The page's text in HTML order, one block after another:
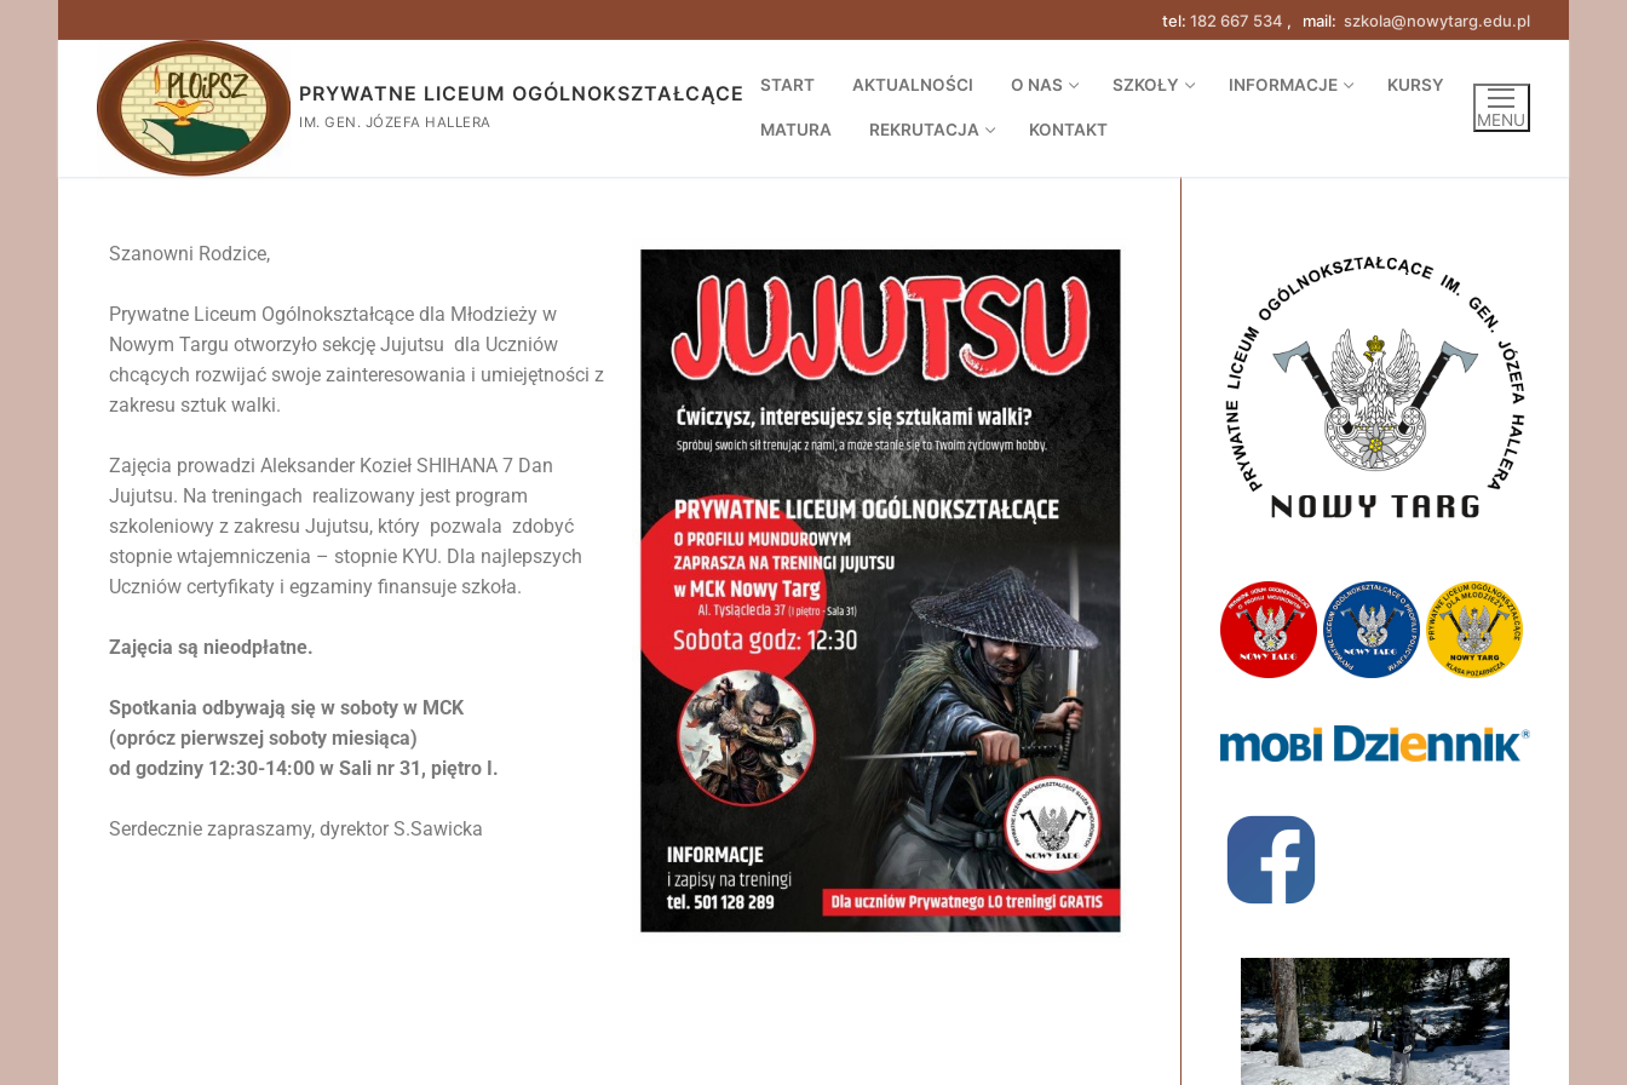
tel: 182 667 534 , mail: szkola@nowytarg.edu.pl
PRYWATNE LICEUM OGÓLNOKSZTAŁCĄCE
IM. GEN. JÓZEFA HALLERA
START AKTUALNOŚCI O NAS SZKOŁY INFORMACJE KURSY
MATURA REKRUTACJA KONTAKT MENU
Szanowni Rodzice,
Prywatne Liceum Ogólnokształcące dla Młodzieży w
Nowym Targu otworzyło sekcję Jujutsu dla Uczniów
chcących rozwijać swoje zainteresowania i umiejętności z
zakresu sztuk walki.
Zajęcia prowadzi Aleksander Kozieł SHIHANA 7 Dan
Jujutsu. Na treningach realizowany jest program
szkoleniowy z zakresu Jujutsu, który pozwala zdobyć
stopnie wtajemniczenia – stopnie KYU. Dla najlepszych
Uczniów certyfikaty i egzaminy finansuje szkoła.
Zajęcia są nieodpłatne.
Spotkania odbywają się w soboty w MCK
(oprócz pierwszej soboty miesiąca)
od godziny 12:30-14:00 w Sali nr 31, piętro I.
Serdecznie zapraszamy, dyrektor S.Sawicka